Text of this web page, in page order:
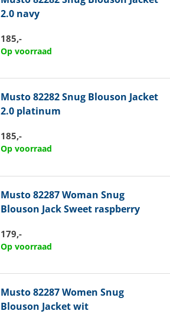
2.0 navy
185,-
Op voorraad
Musto82282 Snug Blouson Jacket
2.0 platinum
185,-
Op voorraad
Musto82287 Woman Snug
Blouson Jack Sweet raspberry
179,-
Op voorraad
Musto82287 Women Snug
Blouson Jacket wit